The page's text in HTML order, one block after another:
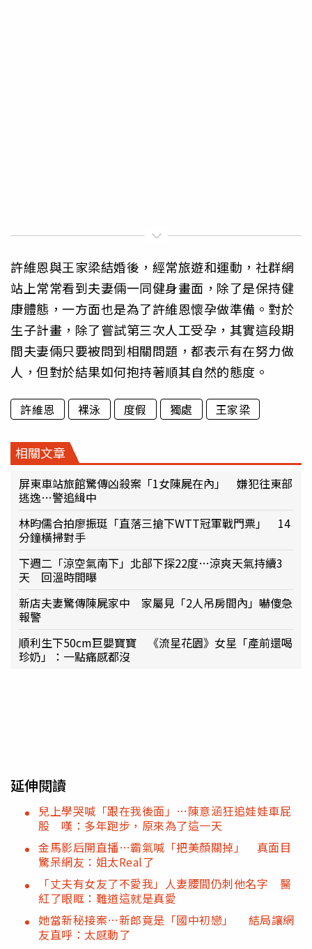
許維恩與王家梁結婚後，經常旅遊和運動，社群網
站上常常看到夫妻倆一同健身畫面，除了是保持健
康體態，一方面也是為了許維恩懷孕做準備。對於
生子計畫，除了嘗試第三次人工受孕，其實這段期
間夫妻倆只要被問到相關問題，都表示有在努力做
人，但對於結果如何抱持著順其自然的態度。
許維恩 裸泳 度假 獨處 王家梁
相關文章
屏東車站旅館驚傳凶殺案「1女陳屍在內」 嫌犯往東部
逃逸…警追緝中
林昀儒合拍廖振珽「直落三搶下WTT冠軍戰門票」 14
分鐘橫掃對手
下週二「涼空氣南下」北部下探22度…涼爽天氣持續3
天 回溫時間曝
新店夫妻驚傳陳屍家中 家屬見「2人吊房間內」嚇傻急
報警
順利生下50cm巨嬰寶寶 《流星花園》女星「產前還喝
珍奶」：一點痛感都沒
延伸閱讀
兒上學哭喊「跟在我後面」…陳意涵狂追娃娃車屁
股 嘆：多年跑步，原來為了這一天
金馬影后開直播…霸氣喊「把美顏關掉」 真面目
驚呆網友：姐太Real了
「丈夫有女友了不愛我」人妻腰間仍刺他名字 醫
紅了眼眶：難道這就是真愛
她當新秘接案…新郎竟是「國中初戀」 結局讓網
友直呼：太感動了